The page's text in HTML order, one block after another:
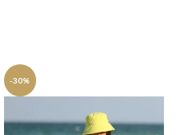
-30%